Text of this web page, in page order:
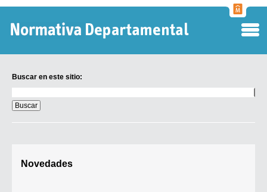
Buscar en este sitio:
en
este
sitio:
Novedades